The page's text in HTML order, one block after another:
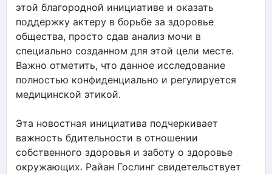
этой благородной инициативе и оказать
поддержку актеру в борьбе за здоровье
общества, просто сдав анализ мочи в
специально созданном для этой цели месте.
Важно отметить, что данное исследование
полностью конфиденциально и регулируется
медицинской этикой.
Эта новостная инициатива подчеркивает
важность бдительности в отношении
собственного здоровья и заботу о здоровье
окружающих. Райан Гослинг свидетельствует